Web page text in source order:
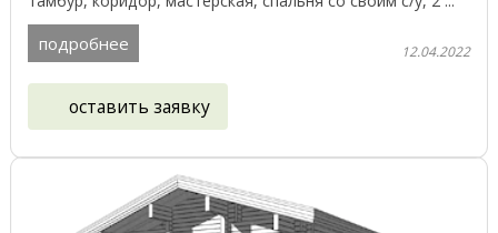
подробнее 12.04.2022
оставить заявку